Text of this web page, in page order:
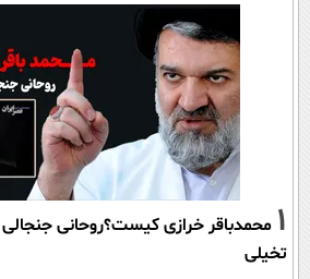
1 محمدباقر خرازی کیست؟روحانی جنجالی
تخیلی